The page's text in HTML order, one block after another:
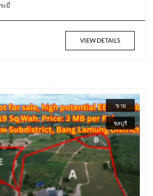
ะบี่
VIEW DETAILS
ขาย
ชลบุรี